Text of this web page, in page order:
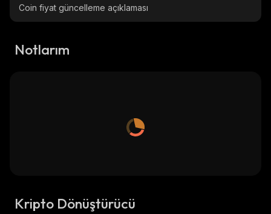
Coin fiyat güncelleme açıklaması
Notlarım
Kripto Dönüştürücü